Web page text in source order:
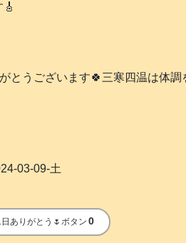
とうございます🍀三寒四温は体調
03-09-土
ありがとう🌷ボタン 0